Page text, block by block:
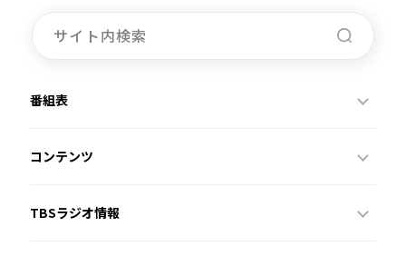
番組表
コンテンツ
TBSラジオ情報